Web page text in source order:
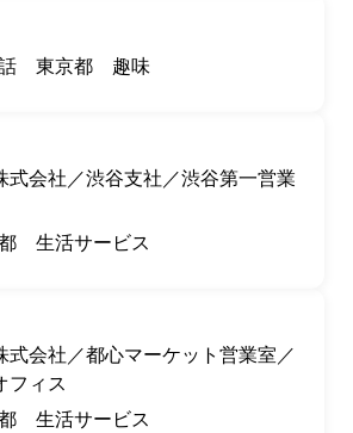
東京都 趣味
式会社／渋谷支社／渋谷第一営業
生活サービス
式会社／都心マーケット営業室／
フィス
生活サービス